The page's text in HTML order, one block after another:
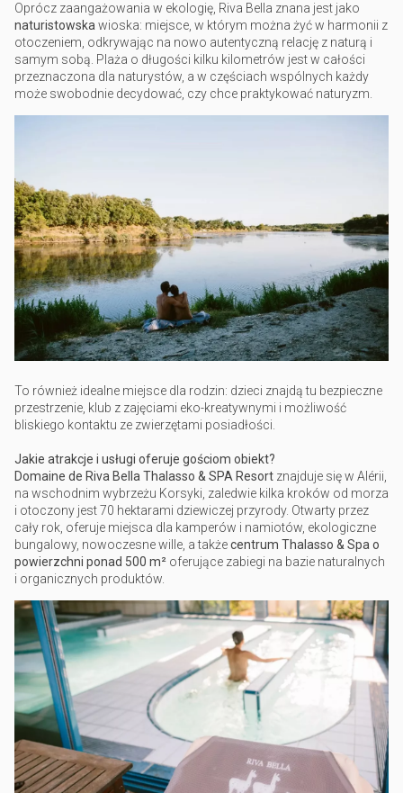
Oprócz zaangażowania w ekologię, Riva Bella znana jest jako
naturistowskawioska: miejsce, w którym można żyć w harmonii z
otoczeniem, odkrywając na nowo autentyczną relację z naturą i
samym sobą. Plaża o długości kilku kilometrów jest w całości
przeznaczona dla naturystów, a w częściach wspólnych każdy
może swobodnie decydować, czy chce praktykować naturyzm.
To również idealne miejsce dla rodzin: dzieci znajdą tu bezpieczne
przestrzenie, klub z zajęciami eko-kreatywnymi i możliwość
bliskiego kontaktu ze zwierzętami posiadłości.
Jakie atrakcje i usługi oferuje gościom obiekt?
Domaine de Riva Bella Thalasso & SPA Resort znajduje się w Alérii,
na wschodnim wybrzeżu Korsyki, zaledwie kilka kroków od morza
i otoczony jest 70 hektarami dziewiczej przyrody. Otwarty przez
cały rok, oferuje miejsca dla kamperów i namiotów, ekologiczne
bungalowy, nowoczesne wille, a takżecentrum Thalasso & Spa o
powierzchni ponad 500 m² oferujące zabiegi na bazie naturalnych
i organicznych produktów.